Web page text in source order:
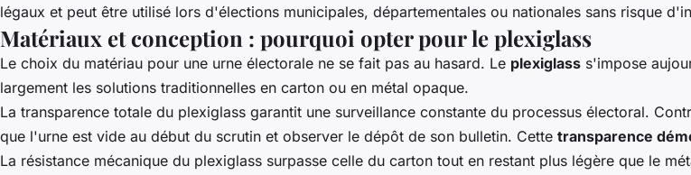
légaux et peut être utilisé lors d'élections municipales, départementales ou nationales sans risque
Matériaux et conception : pourquoi opter pour le plexiglass
Le choix du matériau pour une urne électorale ne se fait pas au hasard. Le plexiglass s'impose
largement les solutions traditionnelles en carton ou en métal opaque.
La transparence totale du plexiglass garantit une surveillance constante du processus électoral.
que l'urne est vide au début du scrutin et observer le dépôt de son bulletin. Cette transparence
La résistance mécanique du plexiglass surpasse celle du carton tout en restant plus légère que le